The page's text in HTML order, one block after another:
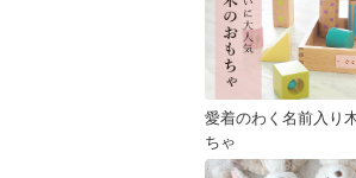
愛着のわく名前入り
ちゃ